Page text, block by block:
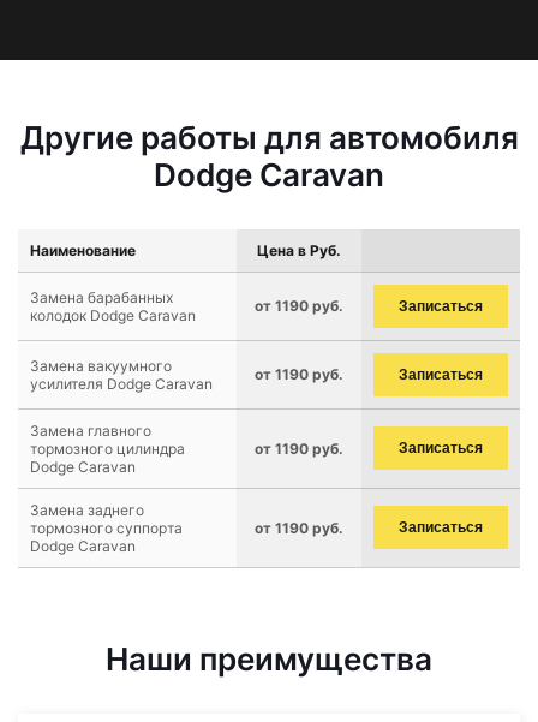
Другие работы для автомобиля
Dodge Caravan
Наименование Цена в Руб.
Замена барабанных
колодок Dodge Caravan
от 1190 руб. Записаться
Замена вакуумного
усилителя Dodge Caravan
от 1190 руб. Записаться
Замена главного
тормозного цилиндра
Dodge Caravan
от 1190 руб. Записаться
Замена заднего
тормозного суппорта
Dodge Caravan
от 1190 руб. Записаться
Наши преимущества